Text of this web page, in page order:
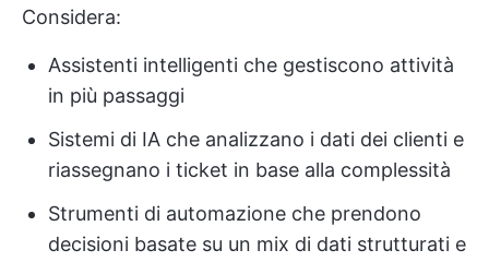
Considera:
Assistenti intelligenti che gestiscono attività
in più passaggi
Sistemi di IA che analizzano i dati dei clienti e
riassegnano i ticket in base alla complessità
Strumenti di automazione che prendono
decisioni basate su un mix di dati strutturati e